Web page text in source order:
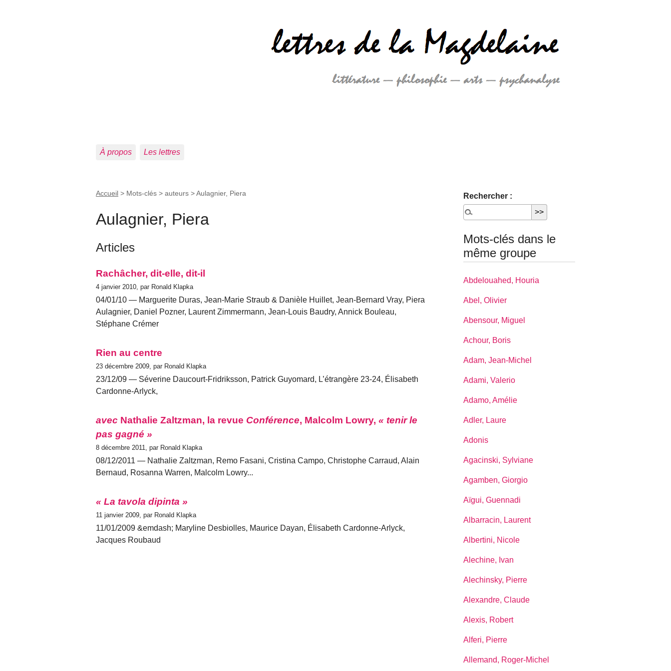
À propos Les lettres
Accueil > Mots-clés > auteurs >Aulagnier, Piera
Aulagnier, Piera
Articles
Rachâcher, dit-elle, dit-il
4 janvier 2010, par Ronald Klapka
04/01/10 — Marguerite Duras, Jean-Marie Straub & Danièle Huillet, Jean-Bernard Vray, Piera
Aulagnier, Daniel Pozner, Laurent Zimmermann, Jean-Louis Baudry, Annick Bouleau,
Stéphane Crémer
Rien au centre
23 décembre 2009, par Ronald Klapka
23/12/09 — Séverine Daucourt-Fridriksson, Patrick Guyomard, L’étrangère 23-24, Élisabeth
Cardonne-Arlyck,
avec Nathalie Zaltzman, la revue Conférence, Malcolm Lowry, « tenir le
pas gagné »
8 décembre 2011, par Ronald Klapka
08/12/2011 — Nathalie Zaltzman, Remo Fasani, Cristina Campo, Christophe Carraud, Alain
Bernaud, Rosanna Warren, Malcolm Lowry...
« La tavola dipinta »
11 janvier 2009, par Ronald Klapka
11/01/2009 &emdash; Maryline Desbiolles, Maurice Dayan, Élisabeth Cardonne-Arlyck,
Jacques Roubaud
Rechercher :
Mots-clés dans le
même groupe
Abdelouahed, Houria
Abel, Olivier
Abensour, Miguel
Achour, Boris
Adam, Jean-Michel
Adami, Valerio
Adamo, Amélie
Adler, Laure
Adonis
Agacinski, Sylviane
Agamben, Giorgio
Aïgui, Guennadi
Albarracin, Laurent
Albertini, Nicole
Alechine, Ivan
Alechinsky, Pierre
Alexandre, Claude
Alexis, Robert
Alferi, Pierre
Allemand, Roger-Michel